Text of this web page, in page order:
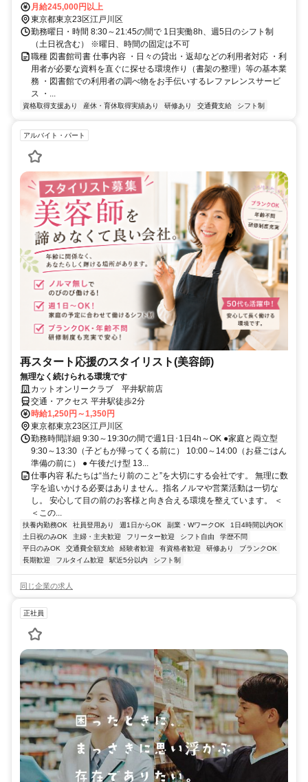
島駅」より徒歩25分
月給245,000円以上
東京都東京23区江戸川区
勤務曜日・時間 8:30～21:45の間で 1日実働8h、週5日のシフト制
（土日祝含む） ※曜日、時間の固定は不可
職種 図書館司書 仕事内容 ・日々の貸出・返却などの利用者対応 ・利
用者が必要な資料を直ぐに探せる環境作り（書架の整理）等の基本業
務 ・図書館での利用者の調べ物をお手伝いするレファレンスサービ
ス ・...
資格取得支援あり 産休・育休取得実績あり 研修あり 交通費支給 シフト制
アルバイト・パート
再スタート応援のスタイリスト(美容師)
無理なく続けられる環境です
カットオンリークラブ 平井駅前店
交通・アクセス 平井駅徒歩2分
時給1,250円～1,350円
東京都東京23区江戸川区
勤務時間詳細 9:30～19:30の間で週1日･1日4h～OK ●家庭と両立型
9:30～13:30（子どもが帰ってくる前に） 10:00～14:00（お昼ごはん
準備の前に） ● 午後だけ型 13...
仕事内容 私たちは“当たり前のこと”を大切にする会社です。 無理に数
字を追いかける必要はありません。指名ノルマや営業活動は一切な
し。 安心して目の前のお客様と向き合える環境を整えています。 ＜
＜この...
扶養内勤務OK 社員登用あり 週1日からOK 副業・WワークOK
1日4時間以内OK
土日祝のみOK
主婦・主夫歓迎 フリーター歓迎 シフト自由
学歴不問
平日のみOK
交通費全額支給 経験者歓迎 有資格者歓迎 研修あり
ブランクOK
長期歓迎
フルタイム歓迎 駅近5分以内 シフト制
同じ企業の求人
正社員